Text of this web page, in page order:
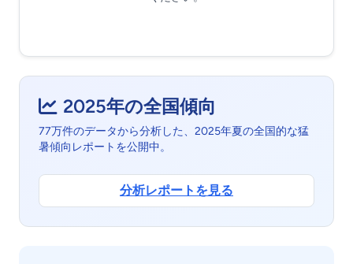
2025年の全国傾向
77万件のデータから分析した、2025年夏の全国的な猛
暑傾向レポートを公開中。
分析レポートを見る